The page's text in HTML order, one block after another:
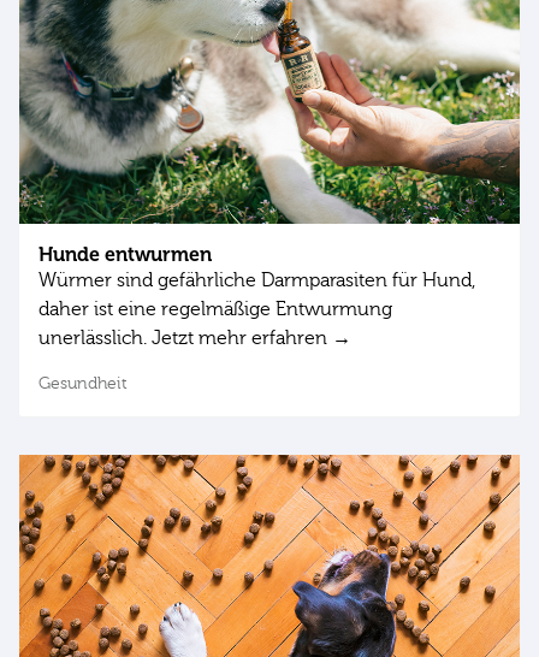
Hunde entwurmen
Würmer sind gefährliche Darmparasiten für Hund,
daher ist eine regelmäßige Entwurmung
unerlässlich. Jetzt mehr erfahren →
Gesundheit